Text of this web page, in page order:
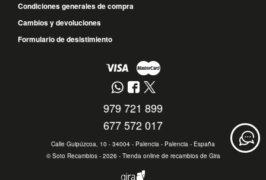
Condiciones generales de compra
Cambios y devoluciones
Formulario de desistimiento
979 721 899
677 572 017
Calle Guipúzcoa, 10 - 34004 - Palencia - Palencia - España
©Soto Recambios- 2026 - Tienda online de recambios de Gira